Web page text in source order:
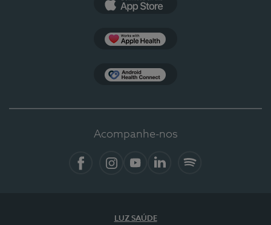
Acompanhe-nos
LUZ SAÚDE